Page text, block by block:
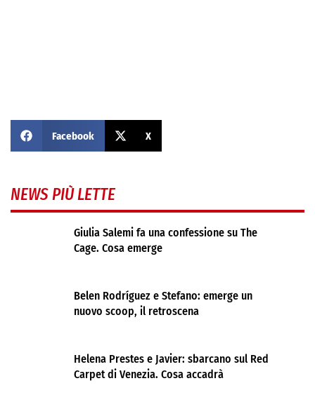
Facebook X
NEWS PIÙ LETTE
Giulia Salemi fa una confessione su The
Cage. Cosa emerge
Belen Rodríguez e Stefano: emerge un
nuovo scoop, il retroscena
Helena Prestes e Javier: sbarcano sul Red
Carpet di Venezia. Cosa accadrà